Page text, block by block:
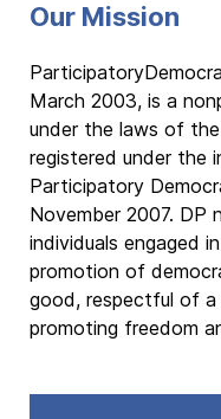
Our Mission
March 2003, is a
under the laws of
registered under the
Participatory
November 2007. DP
individuals engaged
promotion of
good, respectful of
promoting freedom